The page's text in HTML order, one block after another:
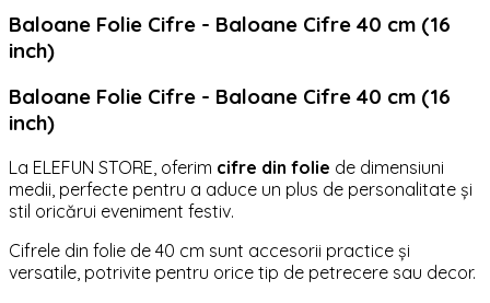
Baloane Folie Cifre - Baloane Cifre 40 cm (16
inch)
Baloane Folie Cifre - Baloane Cifre 40 cm (16
inch)
La ELEFUN STORE, oferim cifre din folie de dimensiuni
medii, perfecte pentru a aduce un plus de personalitate și
stil oricărui eveniment festiv.
Cifrele din folie de 40 cm sunt accesorii practice și
versatile, potrivite pentru orice tip de petrecere sau decor.